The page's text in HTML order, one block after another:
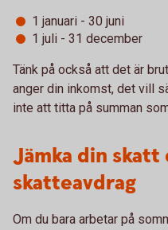
1 januari - 30 juni
1 juli - 31 december
Tänk på också att det är
anger din inkomst, det vill
inte att titta på summan
Jämka din
skatteavdrag
Om du bara arbetar på